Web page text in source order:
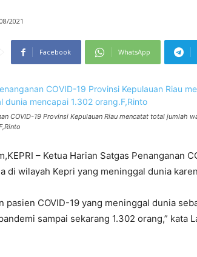
2021
Facebook WhatsApp
COVID-19 Provinsi Kepulauan Riau mencatat total jumlah
– Ketua Harian Satgas Penanganan
di wilayah Kepri yang meninggal dunia
pasien COVID-19 yang meninggal dunia
sampai sekarang 1.302 orang,” kata